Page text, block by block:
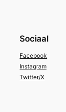
Sociaal
Facebook
Instagram
Twitter/X